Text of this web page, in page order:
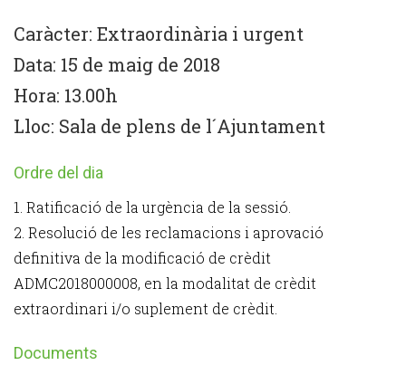
Caràcter: Extraordinària i urgent
Data: 15 de maig de 2018
Hora: 13.00h
Lloc: Sala de plens de l´Ajuntament
Ordre del dia
1. Ratificació de la urgència de la sessió.
2. Resolució de les reclamacions i aprovació
definitiva de la modificació de crèdit
ADMC2018000008, en la modalitat de crèdit
extraordinari i/o suplement de crèdit.
Documents